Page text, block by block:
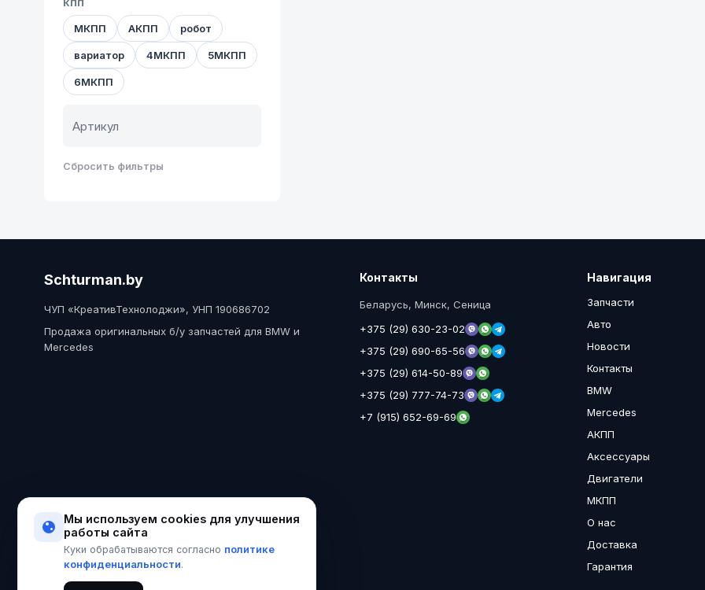
КПП
МКПП АКПП робот
вариатор 4МКПП 5МКПП
6МКПП
Сбросить фильтры
Schturman.by
ЧУП «КреативТехнолоджи», УНП 190686702
Продажа оригинальных б/у запчастей для BMW и
Mercedes
Контакты
Беларусь, Минск, Сеница
+375 (29) 630-23-02
+375 (29) 690-65-56
+375 (29) 614-50-89
+375 (29) 777-74-73
+7 (915) 652-69-69
Навигация
Запчасти
Авто
Новости
Контакты
BMW
Mercedes
АКПП
Аксессуары
Двигатели
МКПП
О нас
Доставка
Гарантия
Мы используем cookies для улучшения
работы сайта
Куки обрабатываются согласно политике
конфиденциальности.